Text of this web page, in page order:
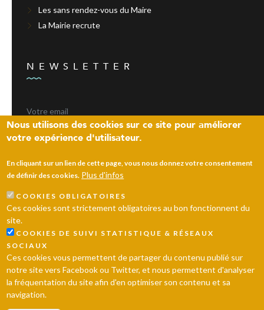
Les sans rendez-vous du Maire
La Mairie recrute
NEWSLETTER
ENVOYER
Plan du site
Nous utilisons des cookies sur ce site pour améliorer
votre expérience d'utilisateur.
En cliquant sur un lien de cette page, vous nous donnez votre consentement
de définir des cookies. Plus d'infos
COOKIES OBLIGATOIRES
Ces cookies sont strictement obligatoires au bon fonctionnent du
site.
COOKIES DE SUIVI STATISTIQUE & RÉSEAUX
SOCIAUX
Ces cookies vous permettent de partager du contenu publié sur
notre site vers Facebook ou Twitter, et nous permettent d'analyser
la fréquentation du site afin d'en optimiser son contenu et sa
navigation.